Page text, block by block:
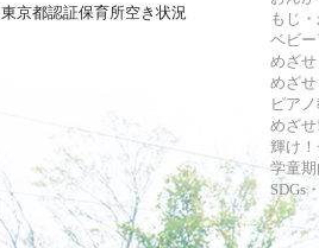
東京都認証保育所空き状況
もじ
ベビ
めざ
めざ
ピア
めざ
輝け
学童
SDGs